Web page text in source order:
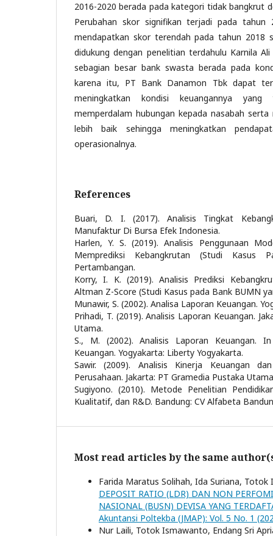
2016-2020 berada pada kategori tidak bangkrut
Perubahan skor signifikan terjadi pada
mendapatkan skor terendah pada tahun 2018
didukung dengan penelitian terdahulu Karnila
sebagian besar bank swasta berada pada
karena itu, PT Bank Danamon Tbk dapat
meningkatkan kondisi keuangannya
memperdalam hubungan kepada nasabah serta
lebih baik sehingga meningkatkan
operasionalnya.
References
Buari, D. I. (2017). Analisis Tingkat
Manufaktur Di Bursa Efek Indonesia.
Harlen, Y. S. (2019). Analisis Penggunaan
Memprediksi Kebangkrutan (Studi Kasus
Pertambangan.
Korry, I. K. (2019). Analisis Prediksi
Altman Z-Score (Studi Kasus pada Bank BUMN
Munawir, S. (2002). Analisa Laporan Keuangan.
Prihadi, T. (2019). Analisis Laporan Keuangan.
Utama.
S., M. (2002). Analisis Laporan Keuangan.
Keuangan. Yogyakarta: Liberty Yogyakarta.
Sawir. (2009). Analisis Kinerja Keuangan
Perusahaan. Jakarta: PT Gramedia Pustaka
Sugiyono. (2010). Metode Penelitian
Kualitatif, dan R&D. Bandung: CV Alfabeta
Most read articles by the same
Farida Maratus Solihah, Ida Suriana, Totok
DEPOSIT RATIO (LDR) DAN NON
NASIONAL (BUSN) DEVISA YANG
Akuntansi Poltekba (JMAP): Vol. 5 No. 1
Nur Laili, Totok Ismawanto, Endang Sri